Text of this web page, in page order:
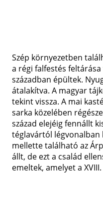
Szép környezetben
a régi falfestés feltárása
században épültek.
átalakítva. A magyar
tekint vissza. A mai
sarka közelében
század elejéig fennállt
téglavártól légvonalban
mellette található az
állt, de ezt a család
emeltek, amelyet a